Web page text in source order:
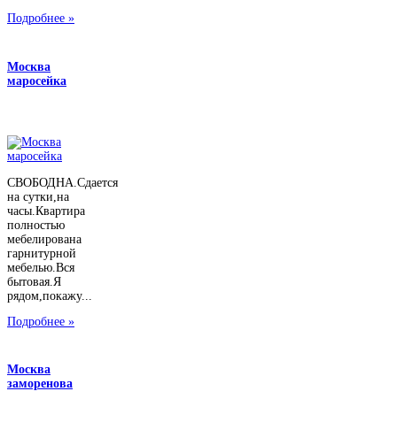
Подробнее »
Москва
маросейка
СВОБОДНА.Сдается
на сутки,на
часы.Квартира
полностью
мебелирована
гарнитурной
мебелью.Вся
бытовая.Я
рядом,покажу...
Подробнее »
Москва
заморенова